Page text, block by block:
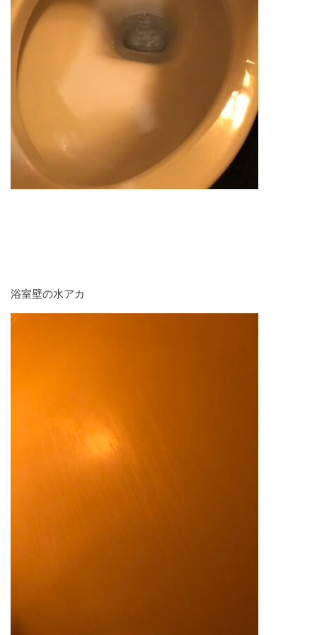
浴室壁の水アカ